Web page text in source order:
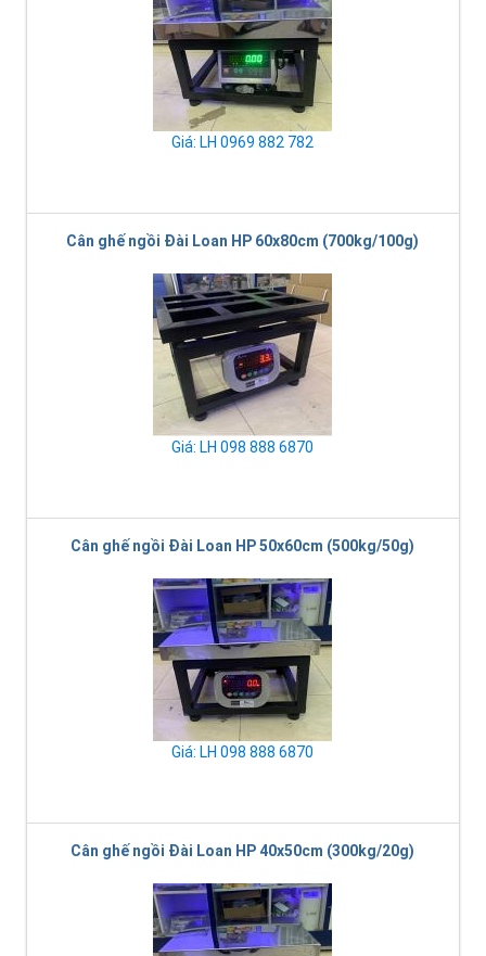
Giá: LH 0969 882 782
Cân ghế ngồi Đài Loan HP 60x80cm (700kg/100g)
Giá: LH 098 888 6870
Cân ghế ngồi Đài Loan HP 50x60cm (500kg/50g)
Giá: LH 098 888 6870
Cân ghế ngồi Đài Loan HP 40x50cm (300kg/20g)